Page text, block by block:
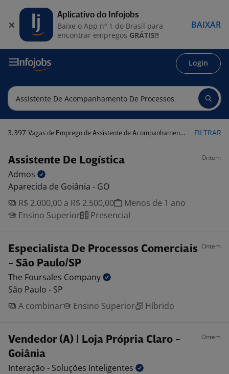
Login
3.397 Vagas de Emprego de Assistente de Acompanhamento de Processos FILTRAR
Assistente De Logística Ontem
Admos
Aparecida de Goiânia - GO
R$ 2.000,00 a R$ 2.500,00
Menos de 1 ano
Ensino Superior
Presencial
Especialista De Processos Comerciais
- São Paulo/SP
Ontem
The Foursales Company
São Paulo - SP
A combinar
Ensino Superior Híbrido
Vendedor (A) | Loja Própria Claro -
Goiânia
Ontem
Interação - Soluções Inteligentes
Aplicativo do Infojobs
Baixe o App nº 1 do Brasil para
encontrar empregos GRÁTIS!!
BAIXAR